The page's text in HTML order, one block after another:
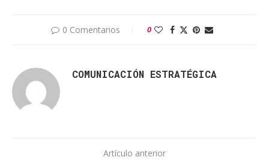
0 Comentarios 0
COMUNICACIÓN ESTRATÉGICA
Artículo anterior